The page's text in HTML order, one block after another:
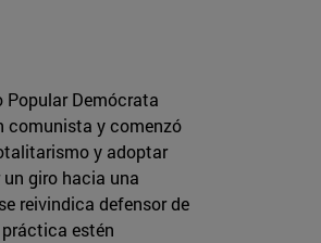
Popular Demócrata
comunista y comenzó
y adoptar
giro hacia una
reivindica defensor de
estén